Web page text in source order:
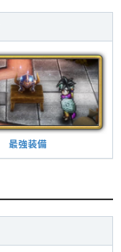
最強装備